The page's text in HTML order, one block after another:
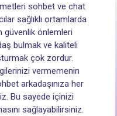
sohbet ve chat
sağlıklı ortamlarda
önlemleri
bulmak ve kaliteli
çok zordur.
vermemenin
arkadaşınıza her
Bu sayede içinizi
sağlayabilirsiniz.